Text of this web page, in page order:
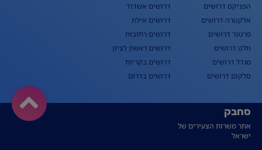
הפניקס דרושים
אלקטרה דרושים
פרטנר דרושים
וולט דרושים
מגדל דרושים
סלקום דרושים
דרושים אשדוד
דרושים אילת
דרושים רחובות
דרושים ראשון לציון
דרושים בקריות
דרושים בדרום
סחבק
אתר משרות הצעירים של
ישראל